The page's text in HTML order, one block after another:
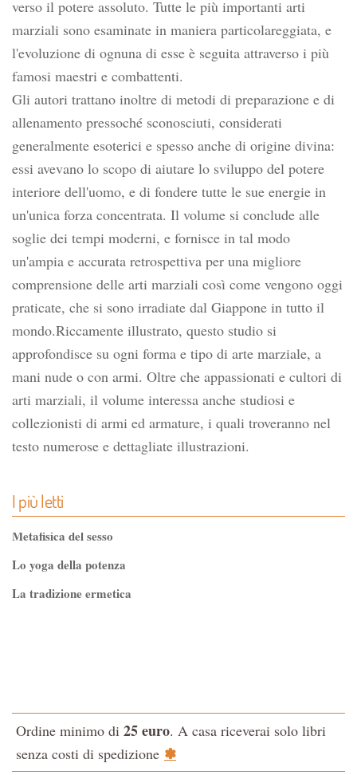
verso il potere assoluto. Tutte le più importanti arti
marziali sono esaminate in maniera particolareggiata, e
l'evoluzione di ognuna di esse è seguita attraverso i più
famosi maestri e combattenti.
Gli autori trattano inoltre di metodi di preparazione e di
allenamento pressoché sconosciuti, considerati
generalmente esoterici e spesso anche di origine divina:
essi avevano lo scopo di aiutare lo sviluppo del potere
interiore dell'uomo, e di fondere tutte le sue energie in
un'unica forza concentrata. Il volume si conclude alle
soglie dei tempi moderni, e fornisce in tal modo
un'ampia e accurata retrospettiva per una migliore
comprensione delle arti marziali così come vengono oggi
praticate, che si sono irradiate dal Giappone in tutto il
mondo.Riccamente illustrato, questo studio si
approfondisce su ogni forma e tipo di arte marziale, a
mani nude o con armi. Oltre che appassionati e cultori di
arti marziali, il volume interessa anche studiosi e
collezionisti di armi ed armature, i quali troveranno nel
testo numerose e dettagliate illustrazioni.
I più letti
Metafisica del sesso
Lo yoga della potenza
La tradizione ermetica
La Cabala
Il potere del serpente
Ordine minimo di 25 euro. A casa riceverai solo libri
senza costi di spedizione ✽